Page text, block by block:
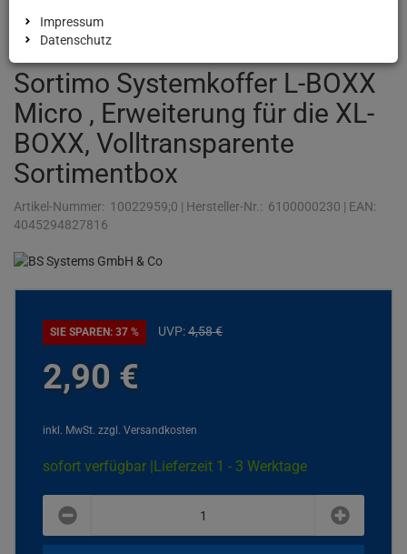
Sortimo Systemkoffer L-BOXX
Micro , Erweiterung für die XL-
BOXX, Volltransparente
Sortimentbox
Artikel-Nummer: 10022959;0 | Hersteller-Nr.: 6100000230 | EAN:
4045294827816
SIE SPAREN: 37 % UVP:4,58€
2,90 €
inkl. MwSt. zzgl. Versandkosten
sofort verfügbar |Lieferzeit 1 - 3 Werktage
minus
Impressum
Datenschutz